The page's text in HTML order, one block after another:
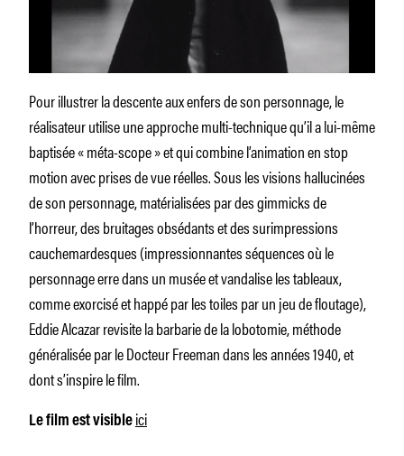
Pour illustrer la descente aux enfers de son personnage, le
réalisateur utilise une approche multi-technique qu’il a lui-même
baptisée « méta-scope » et qui combine l’animation en stop
motion avec prises de vue réelles. Sous les visions hallucinées
de son personnage, matérialisées par des gimmicks de
l’horreur, des bruitages obsédants et des surimpressions
cauchemardesques (impressionnantes séquences où le
personnage erre dans un musée et vandalise les tableaux,
comme exorcisé et happé par les toiles par un jeu de floutage),
Eddie Alcazar revisite la barbarie de la lobotomie, méthode
généralisée par le Docteur Freeman dans les années 1940, et
dont s’inspire le film.
Le film est visible ici